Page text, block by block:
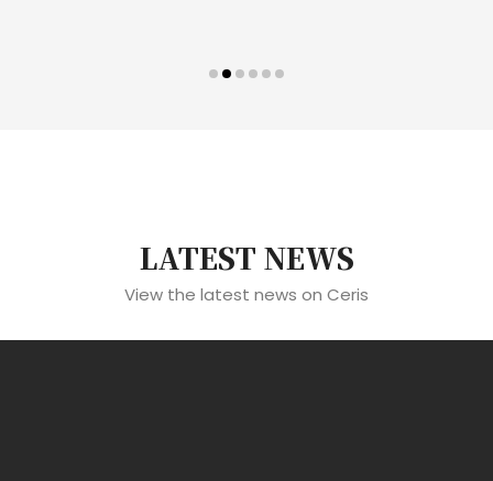
LATEST NEWS
View the latest news on Ceris